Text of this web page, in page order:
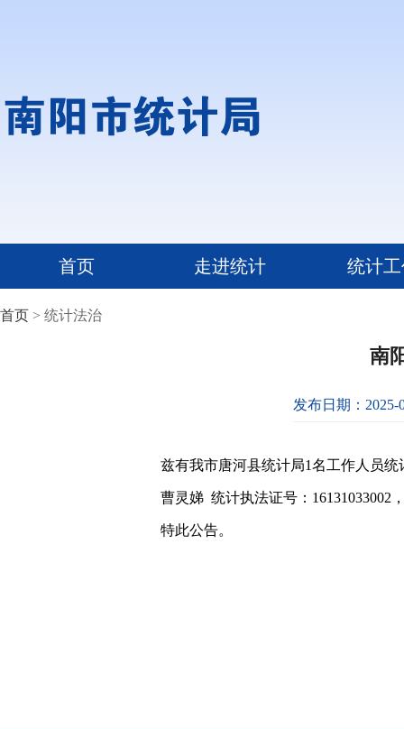
首页 走进统计 统计
首页 > 统计法治
南
发布日期：2025-
兹有我市唐河县统计局1名工作人员统计执法证
曹灵娣 统计执法证号：16131033002，该统
特此公告。